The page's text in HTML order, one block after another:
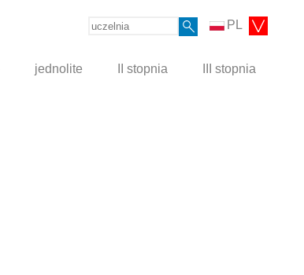
PL
jednolite II stopnia III stopnia